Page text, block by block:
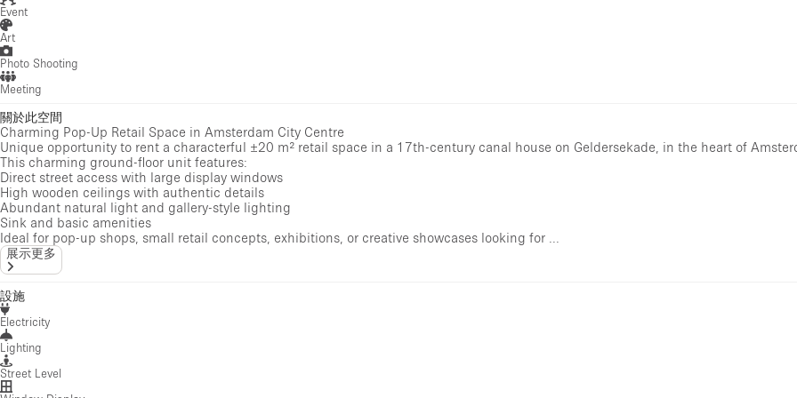
Event
Art
Photo Shooting
Meeting
關於此空間
Charming Pop-Up Retail Space in Amsterdam City Centre
Unique opportunity to rent a characterful ±20 m² retail space in a 17th-century canal house on Geldersekade, in the heart of
This charming ground-floor unit features:
Direct street access with large display windows
High wooden ceilings with authentic details
Abundant natural light and gallery-style lighting
Sink and basic amenities
Ideal for pop-up shops, small retail concepts, exhibitions, or creative showcases looking for ...
展示更多
設施
Electricity
Lighting
Street Level